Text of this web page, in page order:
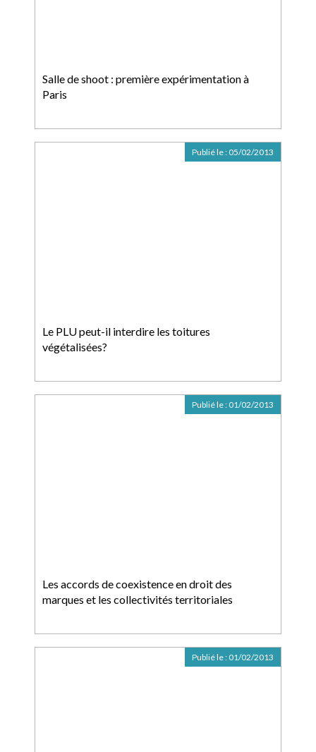
Salle de shoot : première expérimentation à
Paris
Le PLU peut-il interdire les toitures
végétalisées?
Publié le : 05/02/2013
Les accords de coexistence en droit des
marques et les collectivités territoriales
Publié le : 01/02/2013
Publié le : 01/02/2013